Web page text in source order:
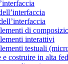
di
interattivi
testuali
e costruire in alta